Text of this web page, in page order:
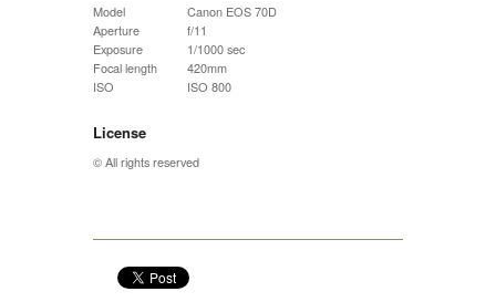
Model
Canon EOS 70D
Aperture
f/11
Exposure
1/1000 sec
Focal length
420mm
ISO
ISO 800
License
© All rights reserved